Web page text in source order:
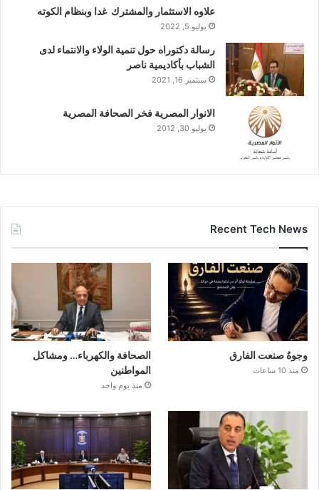
علاوه الاستثمار والمشترك غدا وبنظام الكوته
يوليو 5, 2022
رسالة دكتوراه حول تنمية الولاء والانتماء لدى
الشباب بأكاديمية ناصر
سبتمبر 16, 2021
الانوار المصرية فخر الصحافة المصرية
يوليو 30, 2012
Recent Tech News
وجوهٌ صنعت الفارق
منذ 10 ساعات
الصحافة والكهرباء… ومشاكل
المواطنين
منذ يوم واحد